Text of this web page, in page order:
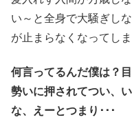
い～と全身で大騒ぎし
が止まらなくなってし
何言ってるんだ僕は？
勢いに押されてつい、
な、えーとつまり･･･